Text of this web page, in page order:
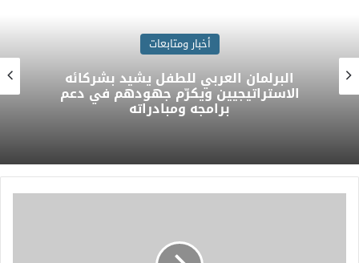
أخبار ومتابعات
سمو وزير الخارجية يشارك في الاجتماع
الخامس للأطراف الإقليمية الأربعة بجانب
نظرائه في كل من مصر وباكستان وتركيا